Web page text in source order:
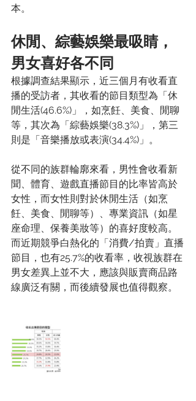
本。
休閒、綜藝娛樂最吸睛，
男女喜好各不同
根據調查結果顯示，近三個月有收看直
播的受訪者，其收看的節目類型為「休
閒生活(46.6%)」，如烹飪、美食、閒聊
等，其次為「綜藝娛樂(38.3%)」，第三
則是「音樂播放或表演(34.4%)」。
從不同的族群輪廓來看，男性會收看新
聞、體育、遊戲直播節目的比率皆高於
女性，而女性則對於休閒生活（如烹
飪、美食、閒聊等）、專業資訊（如星
座命理、保養美妝等）的喜好度較高。
而近期競爭白熱化的「消費/拍賣」直播
節目，也有25.7%的收看率，收視族群在
男女差異上並不大，應該與販賣商品路
線廣泛有關，而後續發展也值得觀察。